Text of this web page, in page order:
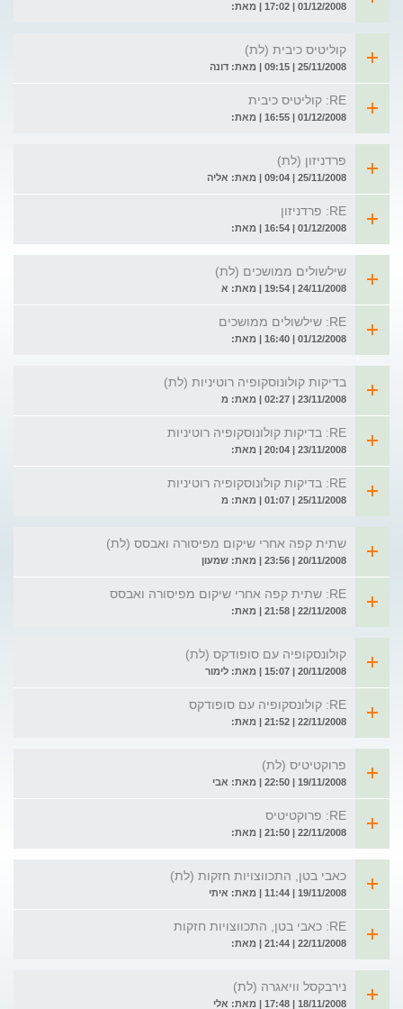
01/12/2008 | 17:02 | מאת:
קוליטיס כיבית (לת)
25/11/2008 | 09:15 | מאת: דונה
RE: קוליטיס כיבית
01/12/2008 | 16:55 | מאת:
פרדניזון (לת)
25/11/2008 | 09:04 | מאת: אליה
RE: פרדניזון
01/12/2008 | 16:54 | מאת:
שילשולים ממושכים (לת)
24/11/2008 | 19:54 | מאת: א
RE: שילשולים ממושכים
01/12/2008 | 16:40 | מאת:
בדיקות קולונוסקופיה רוטיניות (לת)
23/11/2008 | 02:27 | מאת: מ
RE: בדיקות קולונוסקופיה רוטיניות
23/11/2008 | 20:04 | מאת:
RE: בדיקות קולונוסקופיה רוטיניות
25/11/2008 | 01:07 | מאת: מ
שתית קפה אחרי שיקום מפיסורה ואבסס (לת)
20/11/2008 | 23:56 | מאת: שמעון
RE: שתית קפה אחרי שיקום מפיסורה ואבסס
22/11/2008 | 21:58 | מאת:
קולונסקופיה עם סופודקס (לת)
20/11/2008 | 15:07 | מאת: לימור
RE: קולונסקופיה עם סופודקס
22/11/2008 | 21:52 | מאת:
פרוקטיטיס (לת)
19/11/2008 | 22:50 | מאת: אבי
RE: פרוקטיטיס
22/11/2008 | 21:50 | מאת:
כאבי בטן, התכווצויות חזקות (לת)
19/11/2008 | 11:44 | מאת: איתי
RE: כאבי בטן, התכווצויות חזקות
22/11/2008 | 21:44 | מאת:
נירבקסל וויאגרה (לת)
18/11/2008 | 17:48 | מאת: אלי